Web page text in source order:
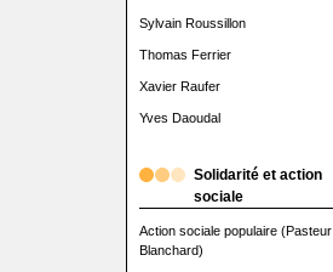
Sylvain Roussillon
Thomas Ferrier
Xavier Raufer
Yves Daoudal
Solidarité et action
sociale
Action sociale populaire (Pasteur
Blanchard)